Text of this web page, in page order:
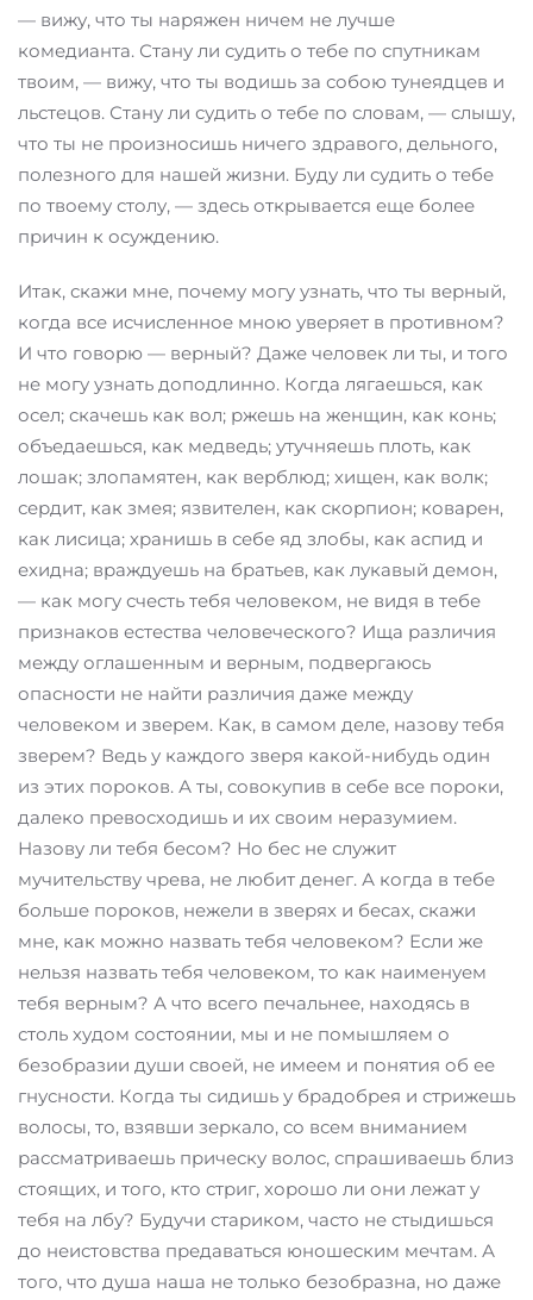
— вижу, что ты наряжен ничем не лучше
комедианта. Стану ли судить о тебе по спутникам
твоим, — вижу, что ты водишь за собою тунеядцев и
льстецов. Стану ли судить о тебе по словам, — слышу,
что ты не произносишь ничего здравого, дельного,
полезного для нашей жизни. Буду ли судить о тебе
по твоему столу, — здесь открывается еще более
причин к осуждению.
Итак, скажи мне, почему могу узнать, что ты верный,
когда все исчисленное мною уверяет в противном?
И что говорю — верный? Даже человек ли ты, и того
не могу узнать доподлинно. Когда лягаешься, как
осел; скачешь как вол; ржешь на женщин, как конь;
объедаешься, как медведь; утучняешь плоть, как
лошак; злопамятен, как верблюд; хищен, как волк;
сердит, как змея; язвителен, как скорпион; коварен,
как лисица; хранишь в себе яд злобы, как аспид и
ехидна; враждуешь на братьев, как лукавый демон,
— как могу счесть тебя человеком, не видя в тебе
признаков естества человеческого? Ища различия
между оглашенным и верным, подвергаюсь
опасности не найти различия даже между
человеком и зверем. Как, в самом деле, назову тебя
зверем? Ведь у каждого зверя какой-нибудь один
из этих пороков. А ты, совокупив в себе все пороки,
далеко превосходишь и их своим неразумием.
Назову ли тебя бесом? Но бес не служит
мучительству чрева, не любит денег. А когда в тебе
больше пороков, нежели в зверях и бесах, скажи
мне, как можно назвать тебя человеком? Если же
нельзя назвать тебя человеком, то как наименуем
тебя верным? А что всего печальнее, находясь в
столь худом состоянии, мы и не помышляем о
безобразии души своей, не имеем и понятия об ее
гнусности. Когда ты сидишь у брадобрея и стрижешь
волосы, то, взявши зеркало, со всем вниманием
рассматриваешь прическу волос, спрашиваешь близ
стоящих, и того, кто стриг, хорошо ли они лежат у
тебя на лбу? Будучи стариком, часто не стыдишься
до неистовства предаваться юношеским мечтам. А
того, что душа наша не только безобразна, но даже